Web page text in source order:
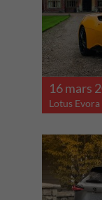
16 mars
Lotus